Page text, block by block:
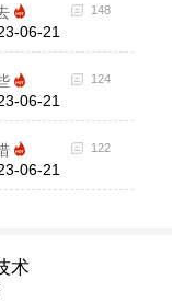
06-21
148
06-21
124
06-21
122
术